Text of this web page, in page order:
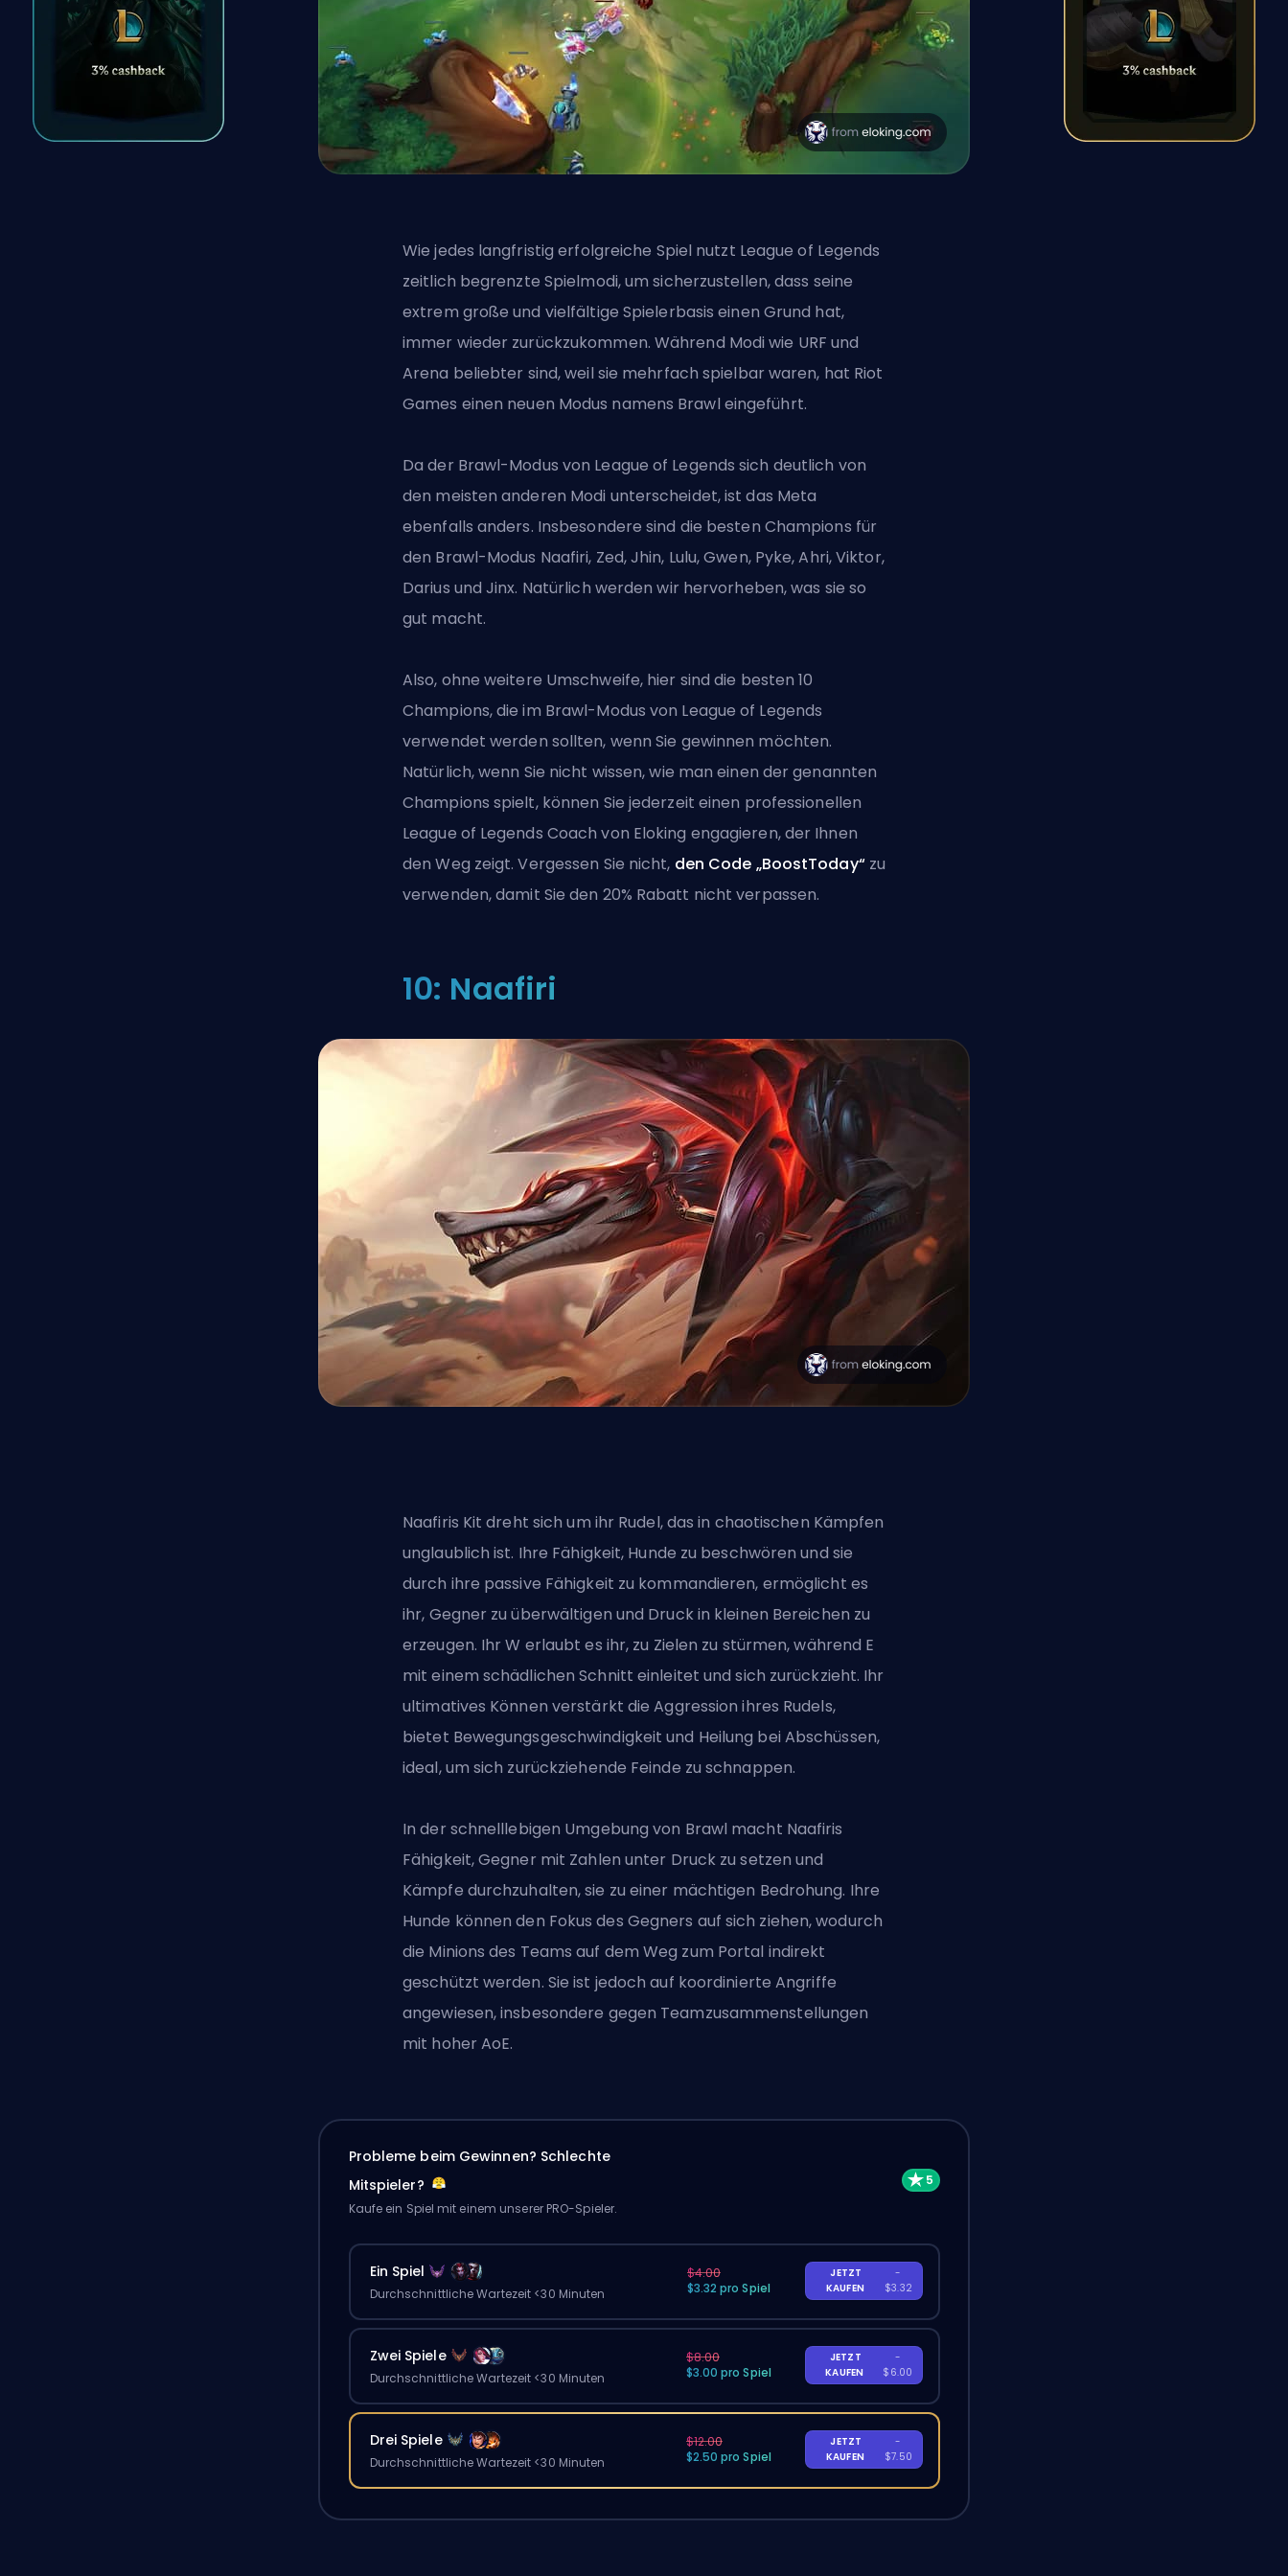
Wie jedes langfristig erfolgreiche Spiel nutzt League of Legends
zeitlich begrenzte Spielmodi, um sicherzustellen, dass seine
extrem große und vielfältige Spielerbasis einen Grund hat,
immer wieder zurückzukommen. Während Modi wie URFund
Arena beliebter sind, weil sie mehrfach spielbar waren, hat Riot
Games einen neuen Modus namens Brawl eingeführt.
Da der Brawl-Modus von League of Legends sich deutlich von
den meisten anderen Modi unterscheidet, ist das Meta
ebenfalls anders. Insbesondere sind die besten Champions für
den Brawl-Modus Naafiri, Zed, Jhin, Lulu, Gwen, Pyke, Ahri, Viktor,
Darius und Jinx. Natürlich werden wir hervorheben, was sie so
gut macht.
Also, ohne weitere Umschweife, hier sind die besten 10
Champions, die im Brawl-Modus von League of Legends
verwendet werden sollten, wenn Sie gewinnen möchten.
Natürlich, wenn Sie nicht wissen, wie man einen der genannten
Champions spielt, können Sie jederzeit einen professionellen
League of Legends Coach von Eloking engagieren, der Ihnen
den Weg zeigt. Vergessen Sie nicht, den Code „BoostToday“ zu
verwenden, damit Sie den 20% Rabatt nicht verpassen.
10: Naafiri
Naafiris Kit dreht sich um ihr Rudel, das in chaotischen Kämpfen
unglaublich ist. Ihre Fähigkeit, Hunde zu beschwören und sie
durch ihre passive Fähigkeit zu kommandieren, ermöglicht es
ihr, Gegner zu überwältigen und Druck in kleinen Bereichen zu
erzeugen. Ihr W erlaubt es ihr, zu Zielen zu stürmen, während E
mit einem schädlichen Schnitt einleitet und sich zurückzieht. Ihr
ultimatives Können verstärkt die Aggression ihres Rudels,
bietet Bewegungsgeschwindigkeit und Heilung bei Abschüssen,
ideal, um sich zurückziehende Feinde zu schnappen.
In der schnelllebigen Umgebung von Brawl macht Naafiris
Fähigkeit, Gegner mit Zahlen unter Druck zu setzen und
Kämpfe durchzuhalten, sie zu einer mächtigen Bedrohung. Ihre
Hunde können den Fokus des Gegners auf sich ziehen, wodurch
die Minions des Teams auf dem Weg zum Portal indirekt
geschützt werden. Sie ist jedoch auf koordinierte Angriffe
angewiesen, insbesondere gegen Teamzusammenstellungen
mit hoher AoE.
Probleme beim Gewinnen? Schlechte
Mitspieler?
Kaufe ein Spiel mit einem unserer PRO-Spieler.
Ein Spiel
Durchschnittliche Wartezeit <30 Minuten
$4.00
$3.32 pro Spiel
JETZT
KAUFEN
-
$3.32
Zwei Spiele
Durchschnittliche Wartezeit <30 Minuten
$8.00
$3.00 pro Spiel
JETZT
KAUFEN
-
$6.00
Drei Spiele
Durchschnittliche Wartezeit <30 Minuten
$12.00
$2.50 pro Spiel
JETZT
KAUFEN
-
$7.50